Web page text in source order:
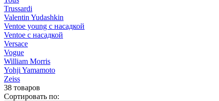
Trussardi
Valentin Yudashkin
Ventoe young с насадкой
Ventoe с насадкой
Versace
Vogue
William Morris
Yohji Yamamoto
Zeiss
38 товаров
Сортировать по: